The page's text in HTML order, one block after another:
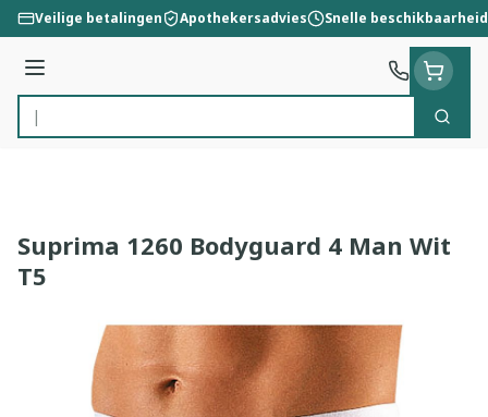
Ga naar de inhoud
Veilige betalingen Apothekersadvies Snelle beschikbaarheid
Menu
Product, merk, categorie...
Zoek
Suprima 1260 Bodyguard 4 Man Wit
T5